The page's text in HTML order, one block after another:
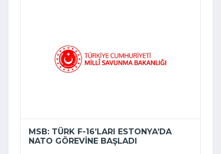
MSB: TÜRK F-16’LARI ESTONYA’DA
NATO GÖREVINE BAŞLADI